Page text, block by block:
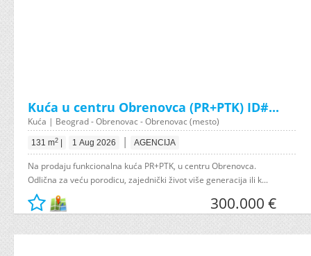
Kuća u centru Obrenovca (PR+PTK) ID#...
Kuća | Beograd - Obrenovac - Obrenovac (mesto)
131 m2 1 Aug 2026 | AGENCIJA
Na prodaju funkcionalna kuća PR+PTK, u centru Obrenovca.
Odlična za veću porodicu, zajednički život više generacija ili k...
300.000 €